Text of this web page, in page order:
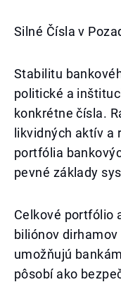
Silné Čísla v
Stabilitu
politické a
konkrétne čísla.
likvidných aktív a
portfólia
pevné základy
Celkové portfólio
biliónov
umožňujú
pôsobí ako